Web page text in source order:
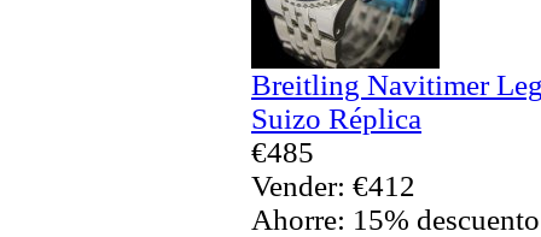
Breitling Navitimer
Suizo Réplica
€485
Vender: €412
Ahorre: 15% descuento